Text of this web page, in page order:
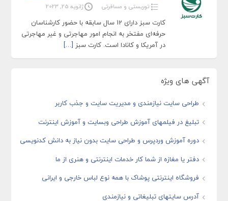
توریستی و مسافرتی ژانویه 25, 2023
کارت سبز دارای 12 سال سابقه با حضور کارشناسان
حرفه‌ای مفتخر به انجام امور مهاجرتی و غیر مهاجرتی
در آمریکا و کانادا است. کارت سبز […]
آگهی های ویژه
طراحی سایت نیازمندی و مدیریت سایت و جذب کاربر
تبلیغ در فیلمهای آموزش طراحی وبسایت و آموزش اینترنت
دوره آموزش وردپرس و طراحی سایت بدون نیاز به دانش کدنویسی
دفتر یا مغازه از شما کار خدمات اینترنتی و هنری از ما
فروشگاه اینترنتی پوشاک با همه نوع لباس خارجی و ایرانی
آدرس سایتهای تبلیغاتی و نیازمندی